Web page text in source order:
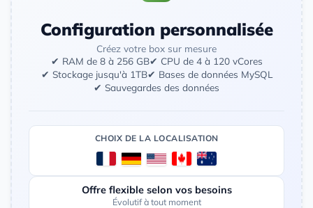
Configuration personnalisée
Créez votre box sur mesure
✔ RAM de 8 à 256 GB✔ CPU de 4 à 120 vCores
✔ Stockage jusqu'à 1TB✔ Bases de données MySQL
✔ Sauvegardes des données
CHOIX DE LA LOCALISATION
Offre flexible selon vos besoins
Évolutif à tout moment